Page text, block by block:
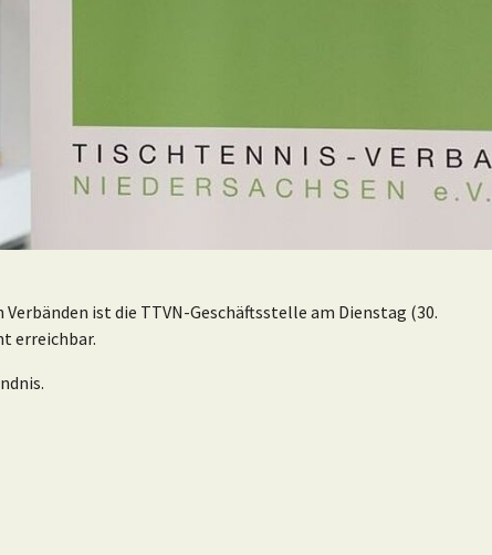
ist die TTVN-Geschäftsstelle am Dienstag (30.
erreichbar.